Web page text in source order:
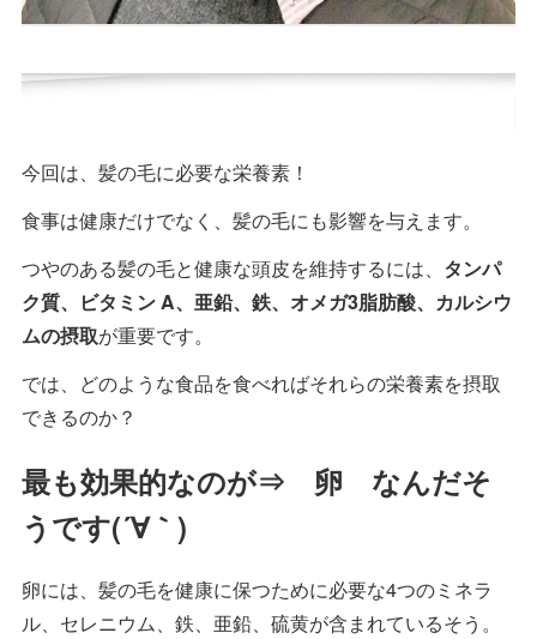
今回は、髪の毛に必要な栄養素！
食事は健康だけでなく、髪の毛にも影響を与えます。
つやのある髪の毛と健康な頭皮を維持するには、 タンパ
ク質、ビタミン A、亜鉛、鉄、オメガ3脂肪酸、カルシウ
ムの摂取が重要です。
では、どのような食品を食べればそれらの栄養素を摂取
できるのか？
最も効果的なのが⇒ 卵 なんだそ
うです(´∀｀)
卵には、髪の毛を健康に保つために必要な4つのミネラ
ル、セレニウム、鉄、亜鉛、硫黄が含まれているそう。